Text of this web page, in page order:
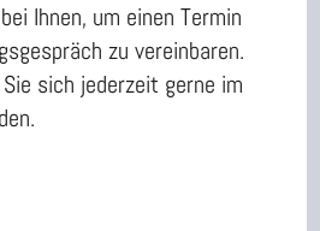
Ihnen, um einen Termin
zu vereinbaren.
sich jederzeit gerne im